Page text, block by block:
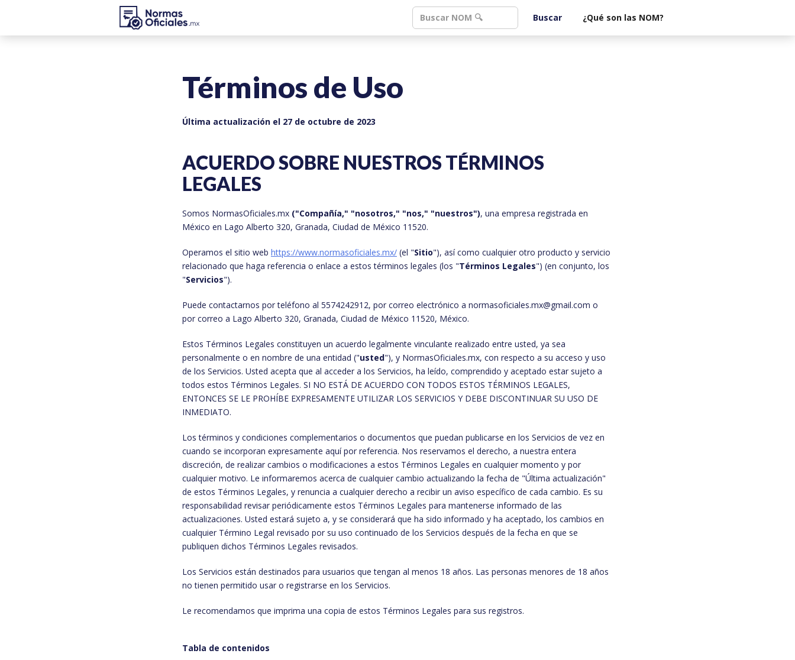
¿Qué son las NOM?
Términos de Uso
Última actualización el 27 de octubre de 2023
ACUERDO SOBRE NUESTROS TÉRMINOS
LEGALES
Somos NormasOficiales.mx ("Compañía," "nosotros," "nos," "nuestros"), una empresa registrada en
México en Lago Alberto 320, Granada, Ciudad de México 11520.
Operamos el sitio web https://www.normasoficiales.mx/ (el "Sitio"), así como cualquier otro producto y servicio
relacionado que haga referencia o enlace a estos términos legales (los "Términos Legales") (en conjunto, los
"Servicios").
Puede contactarnos por teléfono al 5574242912, por correo electrónico a normasoficiales.mx@gmail.com o
por correo a Lago Alberto 320, Granada, Ciudad de México 11520, México.
Estos Términos Legales constituyen un acuerdo legalmente vinculante realizado entre usted, ya sea
personalmente o en nombre de una entidad ("usted"), y NormasOficiales.mx, con respecto a su acceso y uso
de los Servicios. Usted acepta que al acceder a los Servicios, ha leído, comprendido y aceptado estar sujeto a
todos estos Términos Legales. SI NO ESTÁ DE ACUERDO CON TODOS ESTOS TÉRMINOS LEGALES,
ENTONCES SE LE PROHÍBE EXPRESAMENTE UTILIZAR LOS SERVICIOS Y DEBE DISCONTINUAR SU USO DE
INMEDIATO.
Los términos y condiciones complementarios o documentos que puedan publicarse en los Servicios de vez en
cuando se incorporan expresamente aquí por referencia. Nos reservamos el derecho, a nuestra entera
discreción, de realizar cambios o modificaciones a estos Términos Legales en cualquier momento y por
cualquier motivo. Le informaremos acerca de cualquier cambio actualizando la fecha de "Última actualización"
de estos Términos Legales, y renuncia a cualquier derecho a recibir un aviso específico de cada cambio. Es su
responsabilidad revisar periódicamente estos Términos Legales para mantenerse informado de las
actualizaciones. Usted estará sujeto a, y se considerará que ha sido informado y ha aceptado, los cambios en
cualquier Término Legal revisado por su uso continuado de los Servicios después de la fecha en que se
publiquen dichos Términos Legales revisados.
Los Servicios están destinados para usuarios que tengan al menos 18 años. Las personas menores de 18 años
no tienen permitido usar o registrarse en los Servicios.
Le recomendamos que imprima una copia de estos Términos Legales para sus registros.
Tabla de contenidos